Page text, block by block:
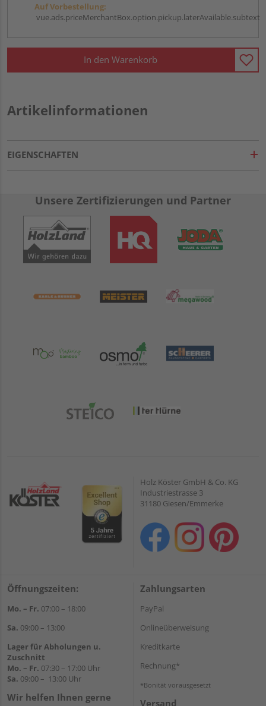
Auf Vorbestellung:
vue.ads.priceMerchantBox.option.pickup.laterAvailable.subtext
In den Warenkorb
Artikelinformationen
EIGENSCHAFTEN
Unsere Zertifizierungen und Partner
Holz Köster GmbH & Co. KG
Industriestrasse 3
31180 Giesen/Emmerke
Öffnungszeiten:
Mo. – Fr. 07:00 – 18:00
Sa. 09:00 – 13:00
Lager für Abholungen u.
Zuschnitt
Mo. – Fr. 07:30 – 17:00 Uhr
Sa. 09:00 – 13:00 Uhr
Wir helfen Ihnen gerne
Zahlungsarten
PayPal
Onlineüberweisung
Kreditkarte
Rechnung*
*Bonität vorausgesetzt
Versand